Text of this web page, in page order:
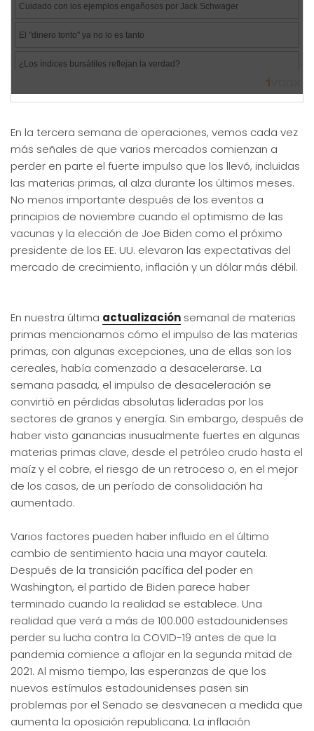
En la tercera semana de operaciones, vemos cada vez
más señales de que varios mercados comienzan a
perder en parte el fuerte impulso que los llevó, incluidas
las materias primas, al alza durante los últimos meses.
No menos importante después de los eventos a
principios de noviembre cuando el optimismo de las
vacunas y la elección de Joe Biden como el próximo
presidente de los EE. UU. elevaron las expectativas del
mercado de crecimiento, inflación y un dólar más débil.
En nuestra última actualización semanal de materias
primas mencionamos cómo el impulso de las materias
primas, con algunas excepciones, una de ellas son los
cereales, había comenzado a desacelerarse. La
semana pasada, el impulso de desaceleración se
convirtió en pérdidas absolutas lideradas por los
sectores de granos y energía. Sin embargo, después de
haber visto ganancias inusualmente fuertes en algunas
materias primas clave, desde el petróleo crudo hasta el
maíz y el cobre, el riesgo de un retroceso o, en el mejor
de los casos, de un período de consolidación ha
aumentado.
Varios factores pueden haber influido en el último
cambio de sentimiento hacia una mayor cautela.
Después de la transición pacífica del poder en
Washington, el partido de Biden parece haber
terminado cuando la realidad se establece. Una
realidad que verá a más de 100.000 estadounidenses
perder su lucha contra la COVID-19 antes de que la
pandemia comience a aflojar en la segunda mitad de
2021. Al mismo tiempo, las esperanzas de que los
nuevos estímulos estadounidenses pasen sin
problemas por el Senado se desvanecen a medida que
aumenta la oposición republicana. La inflación